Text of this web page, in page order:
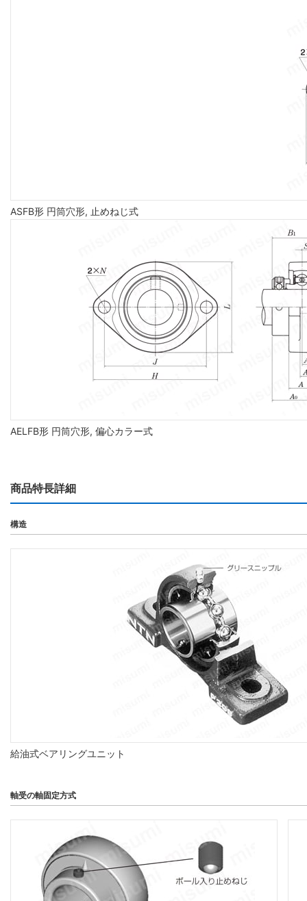
ASFB形 円筒穴形, 止めねじ式
AELFB形 円筒穴形, 偏心カラー式
商品特長詳細
構造
給油式ベアリングユニット
軸受の軸固定方式